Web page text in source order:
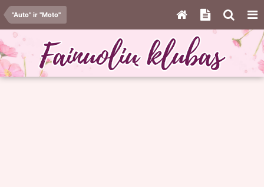
"Auto" ir "Moto"